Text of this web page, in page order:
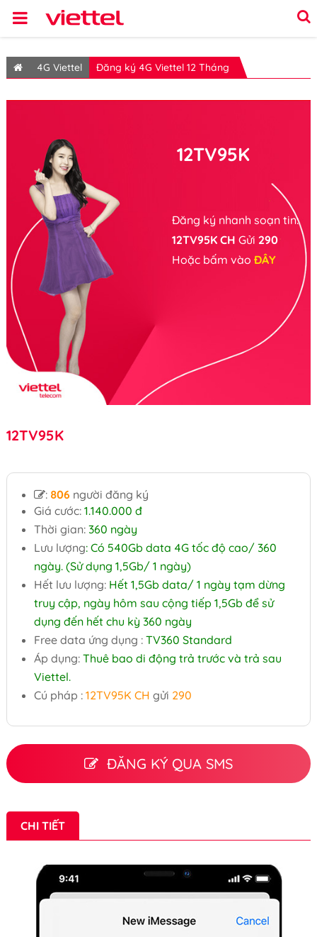
4G Viettel Đăng ký 4G Viettel 12 Tháng
12TV95K
Đăng ký nhanh soạn tin:
12TV95K CH Gửi 290
Hoặc bấm vào ĐÂY
12TV95K
: 806người đăng ký
Giá cước: 1.140.000 đ
Thời gian: 360 ngày
Lưu lượng: Có 540Gb data 4G tốc độ cao/ 360
ngày. (Sử dụng 1,5Gb/ 1 ngày)
Hết lưu lượng: Hết 1,5Gb data/ 1 ngày tạm dừng
truy cập, ngày hôm sau cộng tiếp 1,5Gb để sử
dụng đến hết chu kỳ 360 ngày
Free data ứng dụng : TV360 Standard
Áp dụng: Thuê bao di động trả trước và trả sau
Viettel.
Cú pháp : 12TV95K CH gửi 290
ĐĂNG KÝ QUA SMS
CHI TIẾT